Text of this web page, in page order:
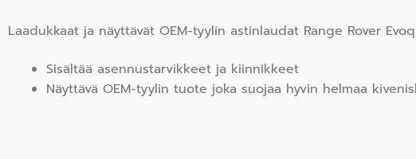
Laadukkaat ja näyttävät OEM-tyylin astinlaudat Range Rover
Sisältää asennustarvikkeet ja kiinnikkeet
Näyttävä OEM-tyylin tuote joka suojaa hyvin helmaa